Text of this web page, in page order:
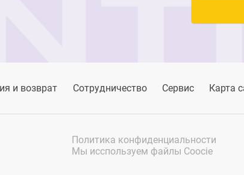
и возврат Сотрудничество Сервис Карта
Политика конфиденциальности
Мы исспользуем файлы Coocie